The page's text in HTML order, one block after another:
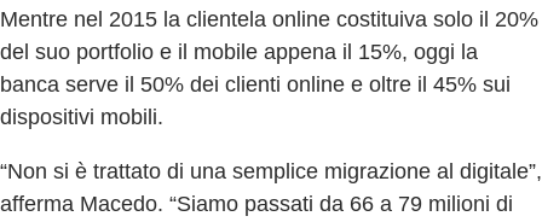
Mentre nel 2015 la clientela online costituiva solo il 20%
del suo portfolio e il mobile appena il 15%, oggi la
banca serve il 50% dei clienti online e oltre il 45% sui
dispositivi mobili.
“Non si è trattato di una semplice migrazione al digitale”,
afferma Macedo. “Siamo passati da 66 a 79 milioni di